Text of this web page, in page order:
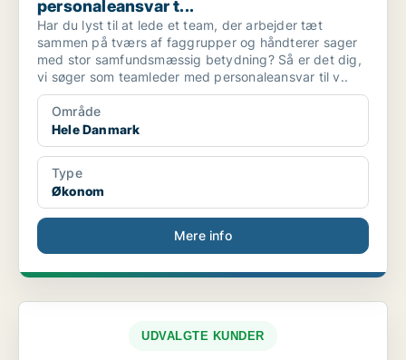
personaleansvar t...
Har du lyst til at lede et team, der arbejder tæt
sammen på tværs af faggrupper og håndterer sager
med stor samfundsmæssig betydning? Så er det dig,
vi søger som teamleder med personaleansvar til v..
Område
Hele Danmark
Type
Økonom
Mere info
UDVALGTE KUNDER